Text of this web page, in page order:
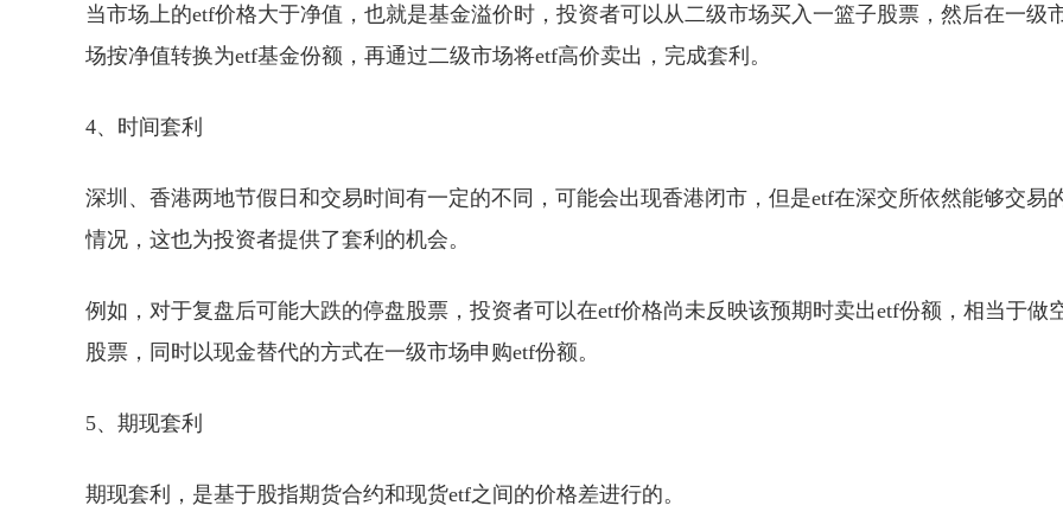
当市场上的etf价格大于净值，也就是基金溢价时，投资者可以从二级市场买入一篮子股票，然后在一级
场按净值转换为etf基金份额，再通过二级市场将etf高价卖出，完成套利。
4、时间套利
深圳、香港两地节假日和交易时间有一定的不同，可能会出现香港闭市，但是etf在深交所依然能够交易
情况，这也为投资者提供了套利的机会。
例如，对于复盘后可能大跌的停盘股票，投资者可以在etf价格尚未反映该预期时卖出etf份额，相当于做
股票，同时以现金替代的方式在一级市场申购etf份额。
5、期现套利
期现套利，是基于股指期货合约和现货etf之间的价格差进行的。